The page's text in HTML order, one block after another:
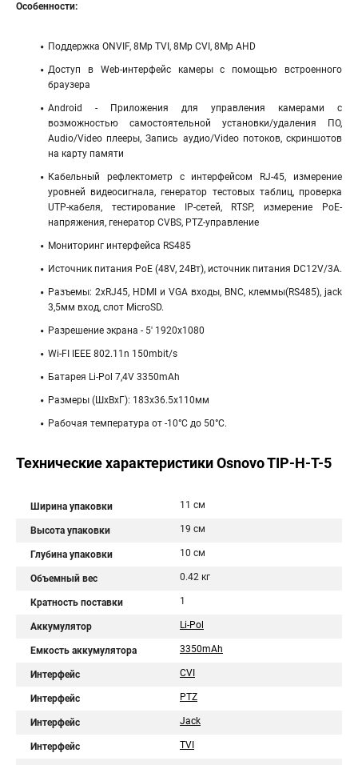
Особенности:
Поддержка ONVIF, 8Mp TVI, 8Mp CVI, 8Mp AHD
Доступ в Web-интерфейс камеры с помощью встроенного
браузера
Android - Приложения для управления камерами c
возможностью самостоятельной установки/удаления ПО,
Audio/Video плееры, Запись аудио/Video потоков, скриншотов
на карту памяти
Кабельный рефлектометр с интерфейсом RJ-45, измерение
уровней видеосигнала, генератор тестовых таблиц, проверка
UTP-кабеля, тестирование IP-сетей, RTSP, измерение РоЕ-
напряжения, генератор CVBS, PTZ-управление
Мониторинг интерфейса RS485
Источник питания PoE (48V, 24Вт), источник питания DC12V/3А.
Разъемы: 2хRJ45, HDMI и VGA входы, BNC, клеммы(RS485), jack
3,5мм вход, слот MicroSD.
Разрешение экрана - 5' 1920x1080
Wi-FI IEEE 802.11n 150mbit/s
Батарея Li-Pol 7,4V 3350mAh
Размеры (ШхВхГ): 183x36.5x110мм
Рабочая температура от -10°С до 50°С.
Технические характеристики Osnovo TIP-H-T-5
Ширина упаковки 11 см
Высота упаковки 19 см
Глубина упаковки 10 см
Объемный вес 0.42 кг
Кратность поставки 1
Аккумулятор Li-Pol
Емкость аккумулятора 3350mAh
Интерфейс CVI
Интерфейс PTZ
Интерфейс Jack
Интерфейс TVI